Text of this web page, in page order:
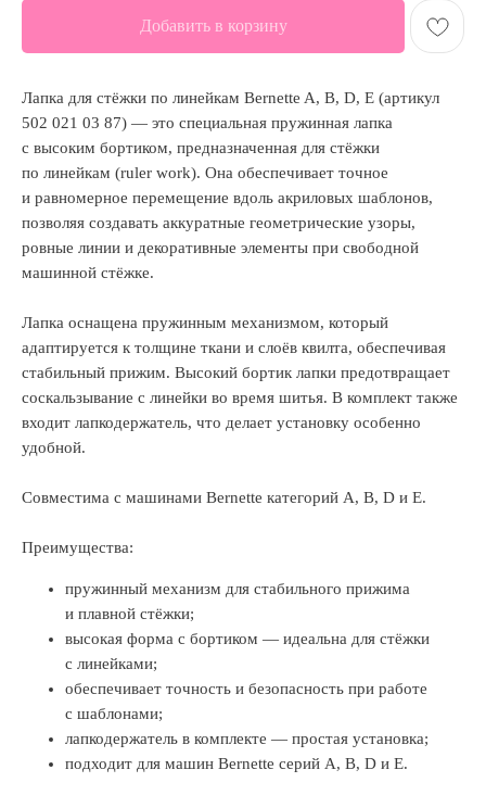
Добавить в корзину
Лапка для стёжки по линейкам Bernette A, B, D, E (артикул
502 021 03 87) — это специальная пружинная лапка
с высоким бортиком, предназначенная для стёжки
по линейкам (ruler work). Она обеспечивает точное
и равномерное перемещение вдоль акриловых шаблонов,
позволяя создавать аккуратные геометрические узоры,
ровные линии и декоративные элементы при свободной
машинной стёжке.
Лапка оснащена пружинным механизмом, который
адаптируется к толщине ткани и слоёв квилта, обеспечивая
стабильный прижим. Высокий бортик лапки предотвращает
соскальзывание с линейки во время шитья. В комплект также
входит лапкодержатель, что делает установку особенно
удобной.
Совместима с машинами Bernette категорий A, B, D и E.
Преимущества:
пружинный механизм для стабильного прижима
и плавной стёжки;
высокая форма с бортиком — идеальна для стёжки
с линейками;
обеспечивает точность и безопасность при работе
с шаблонами;
лапкодержатель в комплекте — простая установка;
подходит для машин Bernette серий A, B, D и E.